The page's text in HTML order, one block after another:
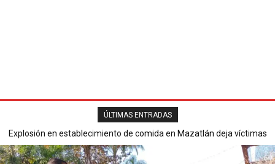
ÚLTIMAS ENTRADAS
Explosión en establecimiento de comida en Mazatlán deja víctimas
mortales y varios heridos.